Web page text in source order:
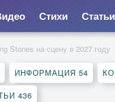
Стихи Статьи
Stones на сцену в 2027 году
ИНФОРМАЦИЯ 54
436